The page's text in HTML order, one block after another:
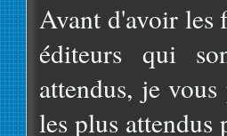
Avant d'avoir les
éditeurs qui
attendus, je
les plus attendus